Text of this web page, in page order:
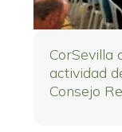
CorSevilla
actividad
Consejo